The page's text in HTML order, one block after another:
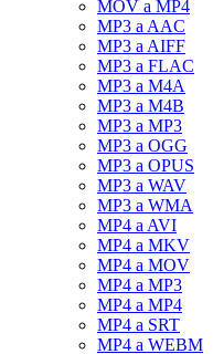
MOV a MP4
MP3 a AAC
MP3 a AIFF
MP3 a FLAC
MP3 a M4A
MP3 a M4B
MP3 a MP3
MP3 a OGG
MP3 a OPUS
MP3 a WAV
MP3 a WMA
MP4 a AVI
MP4 a MKV
MP4 a MOV
MP4 a MP3
MP4 a MP4
MP4 a SRT
MP4 a WEBM